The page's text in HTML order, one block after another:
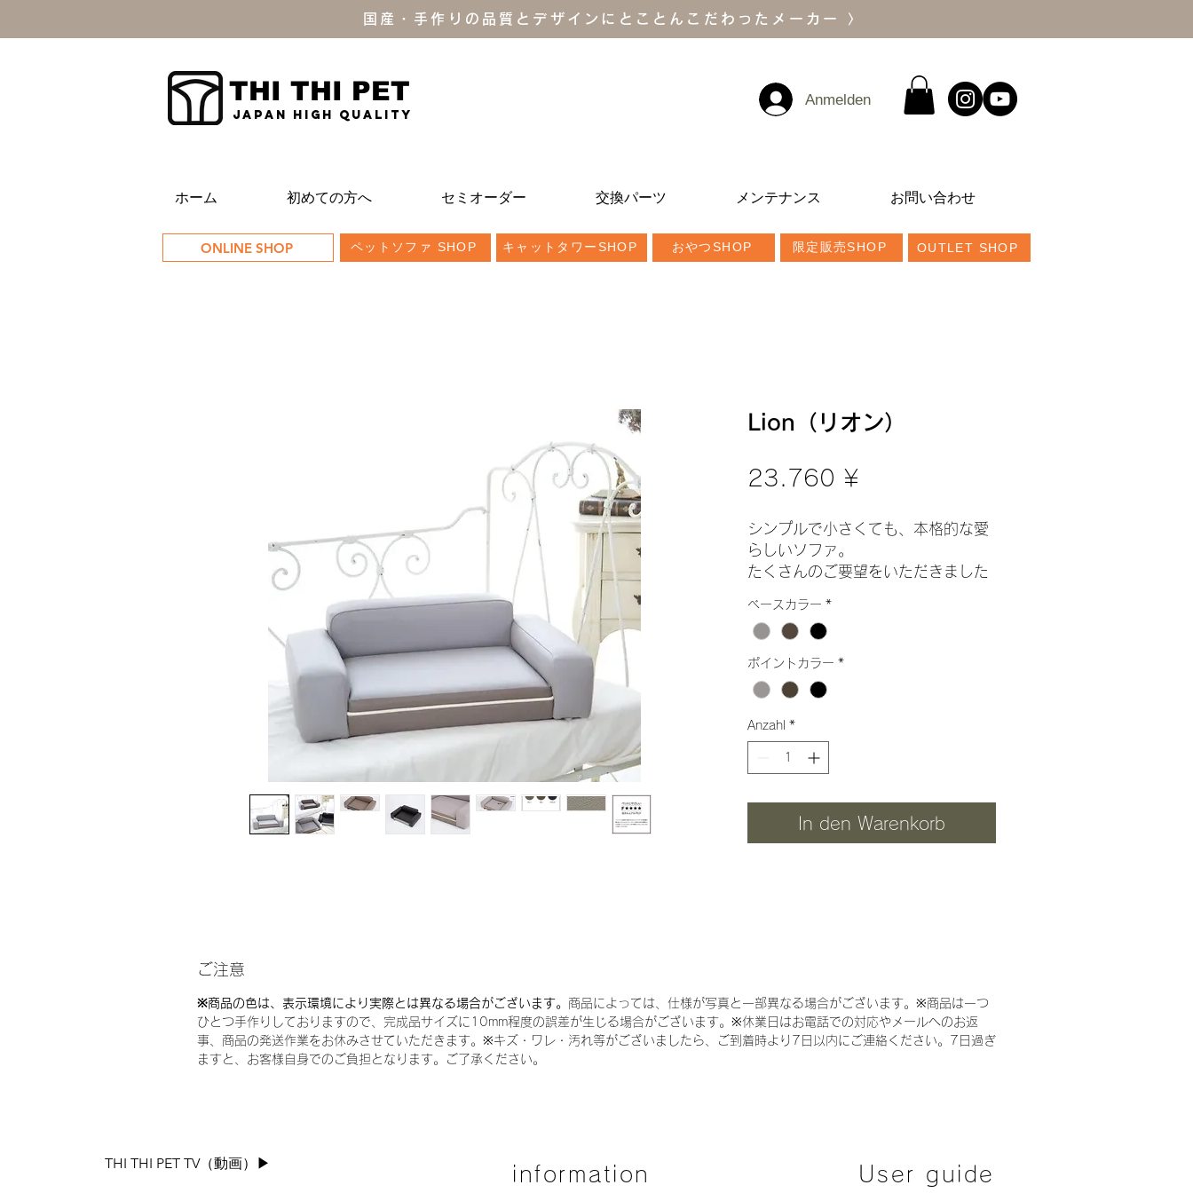
国産・手作りの品質とデザインにとことんこだわったメーカー 〉
THI THI PET
JAPAN high quality
Anmelden
ホーム 初めての方へ セミオーダー 交換パーツ メンテナンス お問い合わせ
ONLINE SHOP ペットソファ SHOP キャットタワーSHOP おやつSHOP 限定販売SHOP OUTLET SHOP
Lion（リオン）
23.760 ¥
シンプルで小さくても、本格的な愛
らしいソファ。
たくさんのご要望をいただきました
ついに誕生致しました！
座面前をポイントとして、パイピン
グのホワイトラインがアクセント。
レザー張りなので、汚れても簡単に
拭き取れます。（水拭き大丈夫で
す。）
3色から、お選びいただける商品で
※座面前もグレー・モカ・ブラック
ー)・ポイントカラー(モカ）です。
※写真撮影のため、色合いが実物と
若干異なる場合がございます。あら
高さ 200・クッション高 90 (内寸/
ベースカラー *
ポイントカラー *
Anzahl *
In den Warenkorb
ご注意
※商品の色は、表示環境により実際とは異なる場合がございます。 商品によっては、仕様が写真と一部異なる場合がございます。 ※商品は一つ
ひとつ手作りしておりますので、完成品サイズに10mm程度の誤差が生じる場合がございます。 ※休業日はお電話での対応やメールへのお返
事、商品の発送作業をお休みさせていただきます。 ※キズ・ワレ・汚れ等がございましたら、ご到着時より7日以内にご連絡ください。7日過ぎ
ますと、お客様自身でのご負担となります。ご了承ください。
THI THI PET TV（動画）▶︎ information User guide